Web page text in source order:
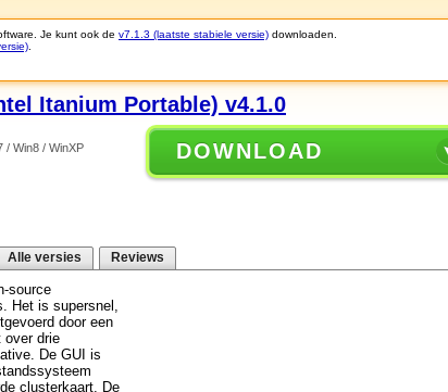
Je kunt ook de v7.1.3 (laatste stabiele versie) downloaden.
Itanium Portable) v4.1.0
/ Win8 / WinXP
DOWNLOAD
Alle versies Reviews
source
Het is supersnel,
door een
over drie
De GUI is
clusterkaart. De